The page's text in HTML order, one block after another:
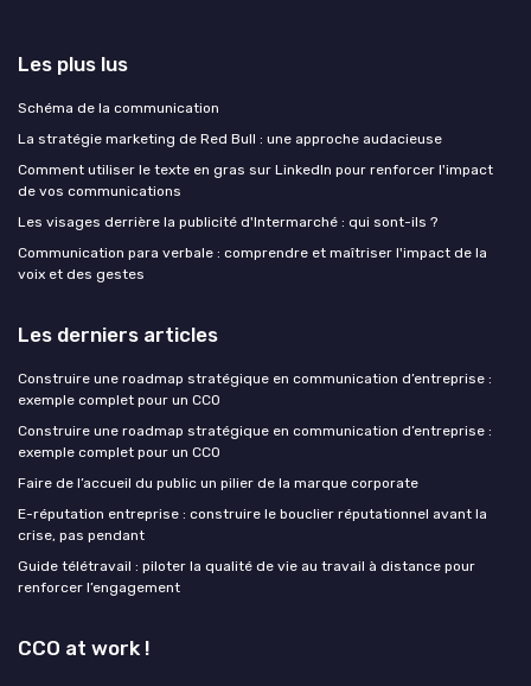
Les plus lus
Schéma de la communication
La stratégie marketing de Red Bull : une approche audacieuse
Comment utiliser le texte en gras sur LinkedIn pour renforcer l'impact
de vos communications
Les visages derrière la publicité d'Intermarché : qui sont-ils ?
Communication para verbale : comprendre et maîtriser l'impact de la
voix et des gestes
Les derniers articles
Construire une roadmap stratégique en communication d’entreprise :
exemple complet pour un CCO
Construire une roadmap stratégique en communication d’entreprise :
exemple complet pour un CCO
Faire de l’accueil du public un pilier de la marque corporate
E-réputation entreprise : construire le bouclier réputationnel avant la
crise, pas pendant
Guide télétravail : piloter la qualité de vie au travail à distance pour
renforcer l’engagement
CCO at work !